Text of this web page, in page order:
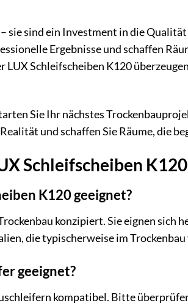
sie sind ein Investment in die
Ergebnisse und schaffen
Schleifscheiben K120
Sie Ihr nächstes
und schaffen Sie Räume, die
Schleifscheiben K120
K120 geeignet?
konzipiert. Sie eignen sich
die typischerweise im
geeignet?
kompatibel. Bitte